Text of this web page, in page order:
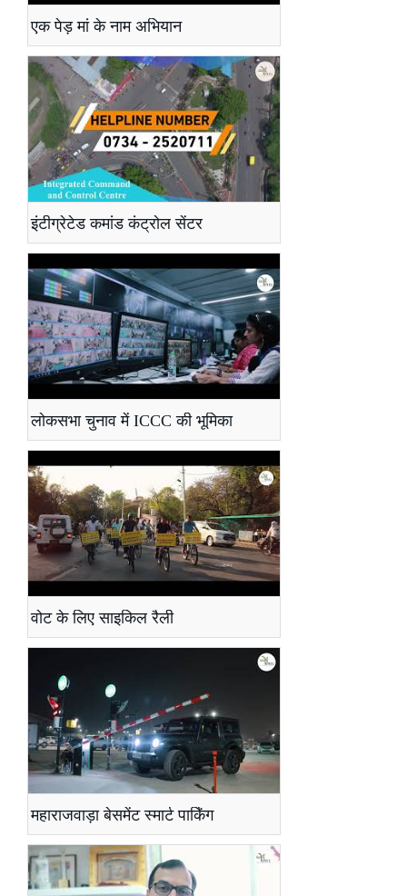
एक पेड़ मां के नाम अभियान
इंटीग्रेटेड कमांड कंट्रोल सेंटर
लोकसभा चुनाव में ICCC की भूमिका
वोट के लिए साइकिल रैली
महाराजवाड़ा बेसमेंट स्मार्ट पार्किंग